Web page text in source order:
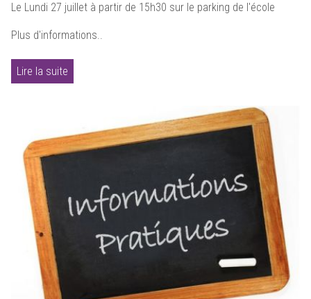
Le Lundi 27 juillet à partir de 15h30 sur le parking de l'école
Plus d'informations..
Lire la suite